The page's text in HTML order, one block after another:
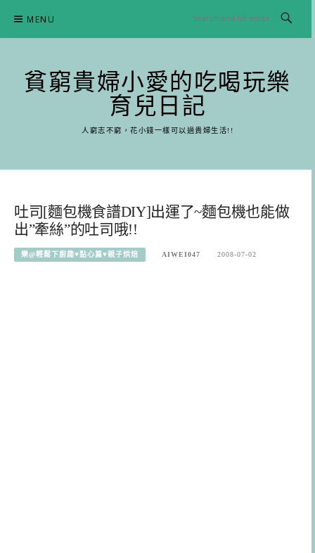
content
MENU
貧窮貴婦小愛的吃喝玩樂
育兒日記
人窮志不窮，花小錢一樣可以過貴婦生活!!
吐司[麵包機食譜DIY]出運了~麵包機也能做
出”牽絲”的吐司哦!!
樂@輕鬆下廚趣♥點心篇♥親子烘焙 AIWEI047 2008-07-02